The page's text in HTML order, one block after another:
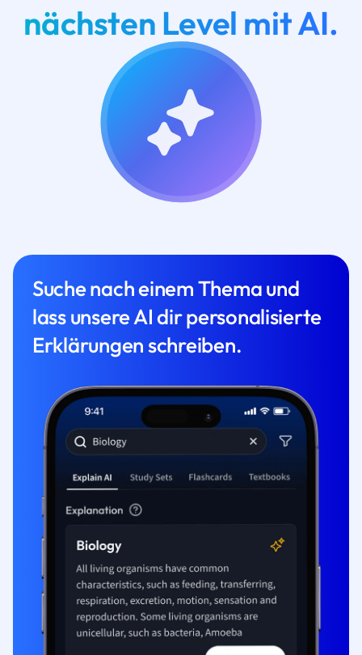
nächsten Level mit AI.
Suche nach einem Thema und
lass unsere AI dir personalisierte
Erklärungen schreiben.